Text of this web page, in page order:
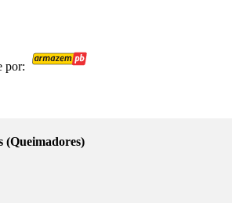
por:
(Queimadores)